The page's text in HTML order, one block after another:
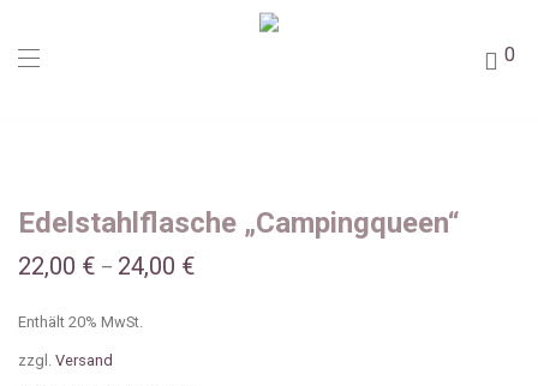
0
Edelstahlflasche „Campingqueen“
22,00 € – 24,00 €
Enthält 20% MwSt.
zzgl. Versand